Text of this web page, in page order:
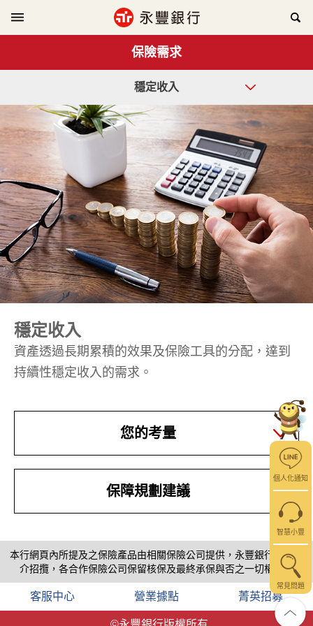
個人化通知
智慧小豐
常見問題
保險需求
穩定收入
穩定收入
資產透過長期累積的效果及保險工具的分配，達到
持續性穩定收入的需求。
您的考量
保障規劃建議
本行網頁內所提及之保險產品由相關保險公司提供，永豐銀行僅係推
介招攬，各合作保險公司保留核保及最終承保與否之一切權利。
客服中心 營業據點 菁英招募